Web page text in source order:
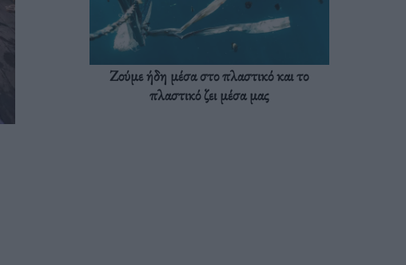
Ζούμε ήδη μέσα στο πλαστικό και το
πλαστικό ζει μέσα μας